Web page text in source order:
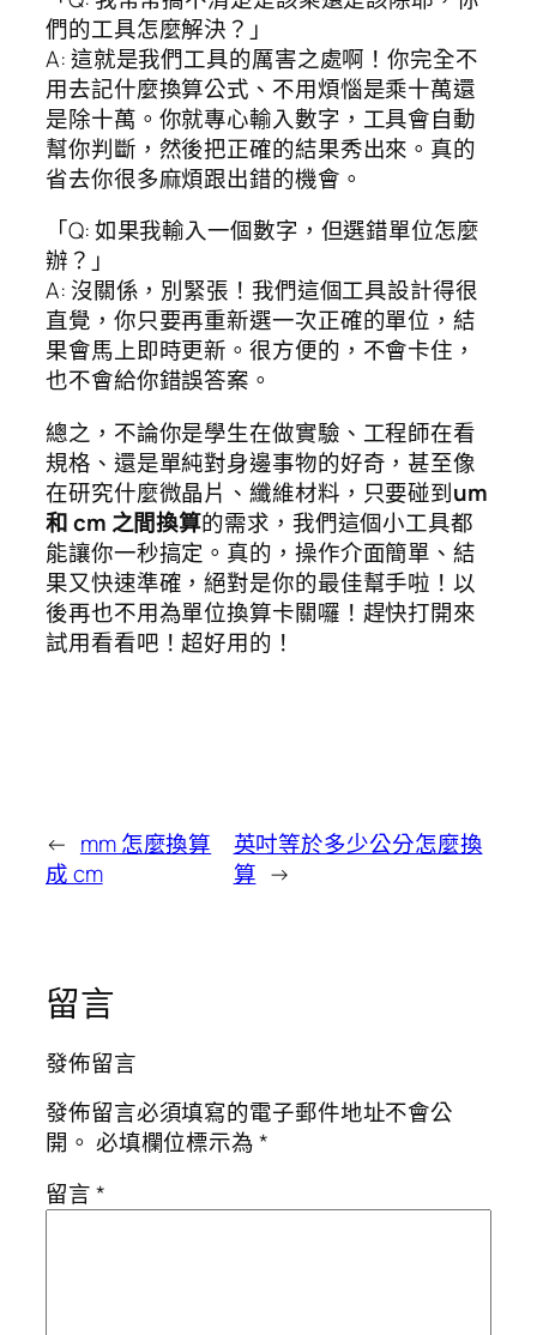
們的工具怎麼解決？」
A: 這就是我們工具的厲害之處啊！你完全不
用去記什麼換算公式、不用煩惱是乘十萬還
是除十萬。你就專心輸入數字，工具會自動
幫你判斷，然後把正確的結果秀出來。真的
省去你很多麻煩跟出錯的機會。
「Q: 如果我輸入一個數字，但選錯單位怎麼
辦？」
A: 沒關係，別緊張！我們這個工具設計得很
直覺，你只要再重新選一次正確的單位，結
果會馬上即時更新。很方便的，不會卡住，
也不會給你錯誤答案。
總之，不論你是學生在做實驗、工程師在看
規格、還是單純對身邊事物的好奇，甚至像
在研究什麼微晶片、纖維材料，只要碰到um
和 cm 之間換算的需求，我們這個小工具都
能讓你一秒搞定。真的，操作介面簡單、結
果又快速準確，絕對是你的最佳幫手啦！以
後再也不用為單位換算卡關囉！趕快打開來
試用看看吧！超好用的！
← mm 怎麼換算
成 cm
英吋等於多少公分怎麼換
算 →
留言
發佈留言
發佈留言必須填寫的電子郵件地址不會公
開。 必填欄位標示為*
留言*